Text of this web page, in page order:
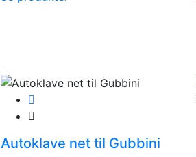
Autoklave net til Gubbini